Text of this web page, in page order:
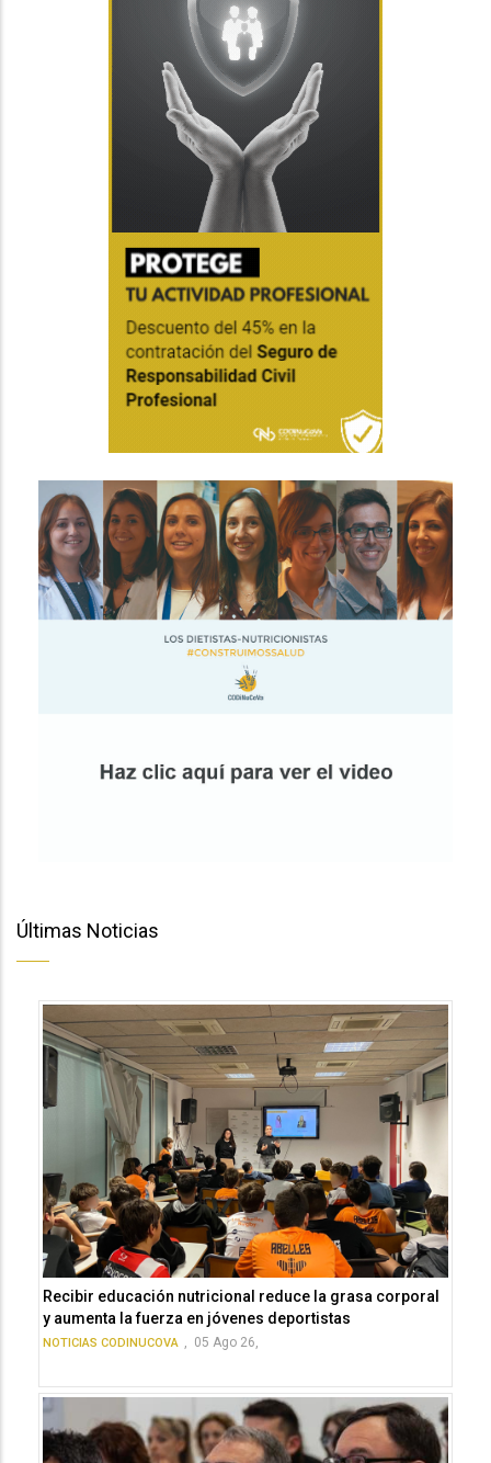
Últimas Noticias
Recibir educación nutricional reduce la grasa corporal
y aumenta la fuerza en jóvenes deportistas
NOTICIAS CODINUCOVA 05 Ago 26,